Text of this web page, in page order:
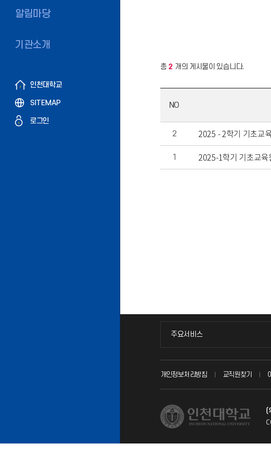
인천대학교
SITEMAP
로그인
알림마당
기관소개
총 2 개의 게시물이 있습니다.
NO
2 2025 - 2학기 기초교
1 2025-1학기 기초교육
주요서비스
주요서비스
교무회의방송
시설예약
개인정보처리방침 교직원찾기
(